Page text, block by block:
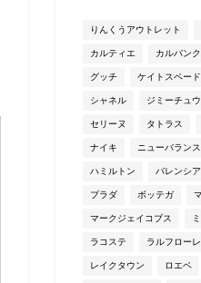
りんくうアウトレット
カルティエ カルバン
グッチ ケイトスペード
シャネル ジミーチュウ
セリーヌ タトラス
ナイキ ニューバランス
ハミルトン バレンシ
プラダ ボッテガ
マークジェイコブス
ラコステ ラルフロー
レイクタウン ロエベ